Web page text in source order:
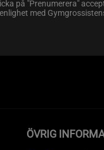
på "Prenumerera"
med
ÖVRIG